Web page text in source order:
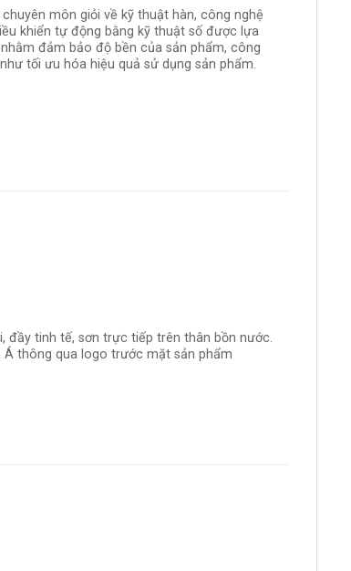
môn giỏi về kỹ thuật hàn, công nghệ
khiển tự động bằng kỹ thuật số được lựa
đảm bảo độ bền của sản phẩm, công
tối ưu hóa hiệu quả sử dụng sản phẩm.
đầy tinh tế, sơn trực tiếp trên thân bồn nước.
Á thông qua logo trước mặt sản phẩm